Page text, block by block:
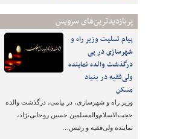
پربازدیدترین‌های سرویس
پیام تسلیت وزیر راه و
شهرسازی در پی
درگذشت والده نماینده
ولی‌فقیه در بنیاد
مسکن
وزیر راه و شهرسازی، در پیامی، درگذشت والده
حجت‌الاسلام‌والمسلمین حسین روحانی‌نژاد،
نماینده ولی‌فقیه و رئیس…